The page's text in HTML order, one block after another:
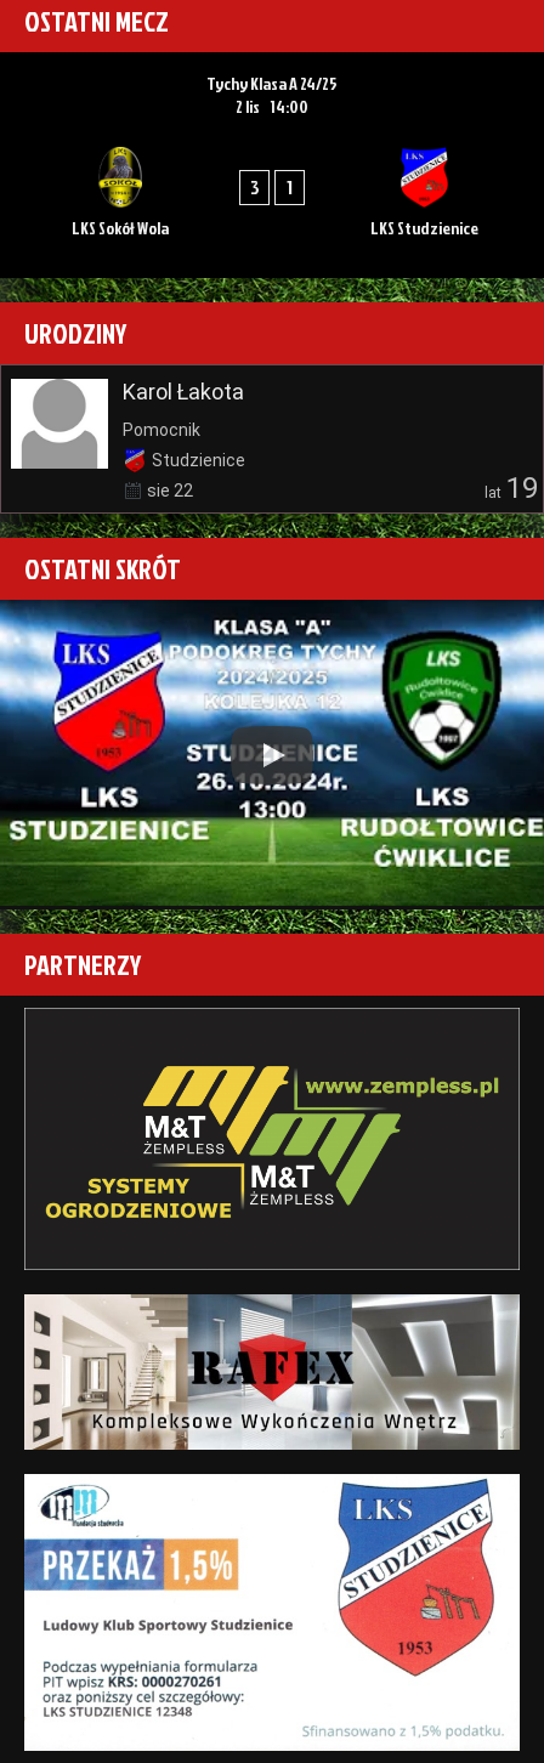
OSTATNI MECZ
Tychy Klasa A 24/25
2 lis 14:00
LKS Sokół Wola
3 1
LKS Studzienice
URODZINY
Karol Łakota
Pomocnik
Studzienice
sie 22
lat 19
OSTATNI SKRÓT
Play
PARTNERZY